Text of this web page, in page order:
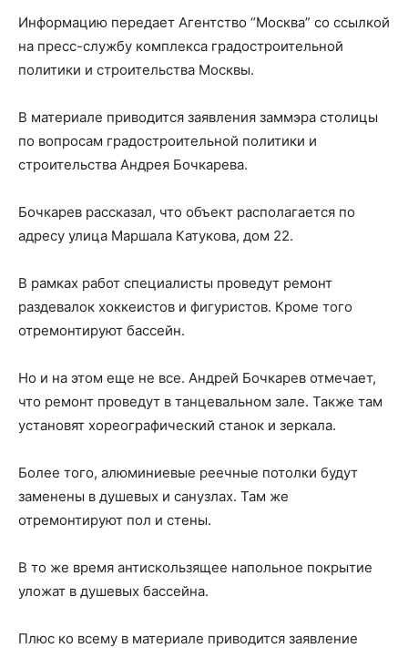
Информацию передает Агентство “Москва” со ссылкой
на пресс-службу комплекса градостроительной
политики и строительства Москвы.
В материале приводится заявления заммэра столицы
по вопросам градостроительной политики и
строительства Андрея Бочкарева.
Бочкарев рассказал, что объект располагается по
адресу улица Маршала Катукова, дом 22.
В рамках работ специалисты проведут ремонт
раздевалок хоккеистов и фигуристов. Кроме того
отремонтируют бассейн.
Но и на этом еще не все. Андрей Бочкарев отмечает,
что ремонт проведут в танцевальном зале. Также там
установят хореографический станок и зеркала.
Более того, алюминиевые реечные потолки будут
заменены в душевых и санузлах. Там же
отремонтируют пол и стены.
В то же время антискользящее напольное покрытие
уложат в душевых бассейна.
Плюс ко всему в материале приводится заявление